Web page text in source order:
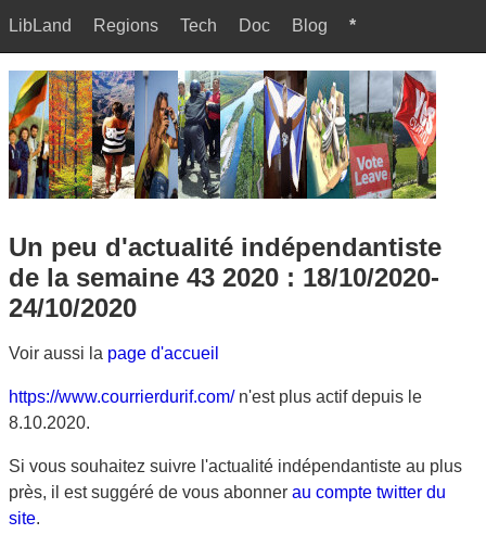
LibLand Regions Tech Doc Blog *
Un peu d'actualité indépendantiste
de la semaine 43 2020 : 18/10/2020-
24/10/2020
Voir aussi la page d'accueil
https://www.courrierdurif.com/n'est plus actif depuis le
8.10.2020.
Si vous souhaitez suivre l'actualité indépendantiste au plus
près, il est suggéré de vous abonner au compte twitter du
site.